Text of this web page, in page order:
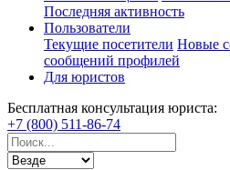
Последняя активность
Пользователи
Текущие посетители Новые
сообщений профилей
Для юристов
Бесплатная консультация юриста:
+7 (800) 511-86-74